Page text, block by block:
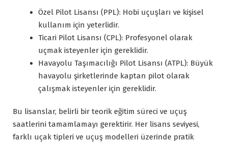
Özel Pilot Lisansı (PPL): Hobi uçuşları ve kişisel
kullanım için yeterlidir.
Ticari Pilot Lisansı (CPL): Profesyonel olarak
uçmak isteyenler için gereklidir.
Havayolu Taşımacılığı Pilot Lisansı (ATPL): Büyük
havayolu şirketlerinde kaptan pilot olarak
çalışmak isteyenler için gereklidir.
Bu lisanslar, belirli bir teorik eğitim süreci ve uçuş
saatlerini tamamlamayı gerektirir. Her lisans seviyesi,
farklı uçak tipleri ve uçuş modelleri üzerinde pratik